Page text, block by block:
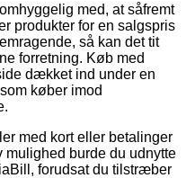
med, at såfremt
produkter for en salgspris
så kan det tit
forretning. Køb med
dækket ind under en
køber imod
med kort eller betalinger
mulighed burde du udnytte
forudsat du tilstræber